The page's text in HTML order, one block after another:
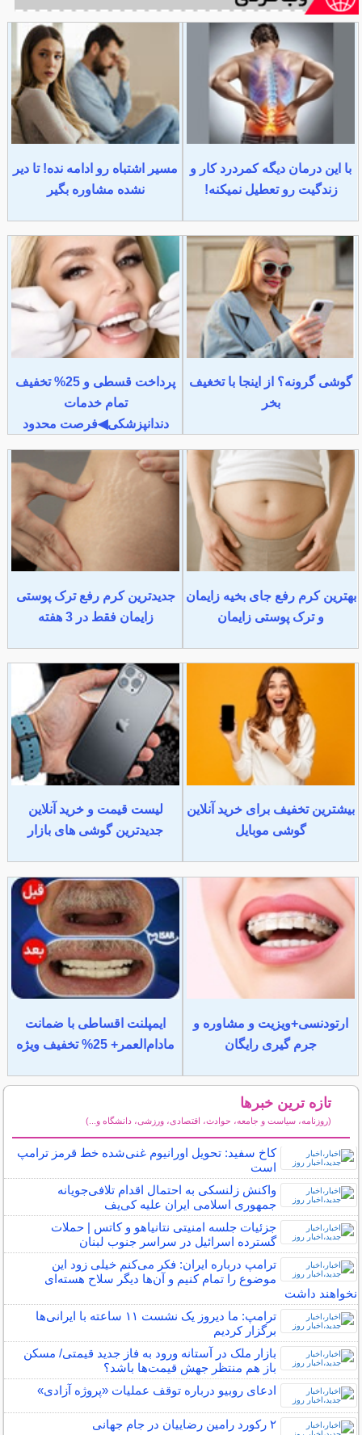
با این درمان دیگه کمردرد کار و
زندگیت رو تعطیل نمیکنه!
مسیر اشتباه رو ادامه نده! تا دیر
نشده مشاوره بگیر
گوشی گرونه؟ از اینجا با تخغیف
بخر
پرداخت قسطی و 25% تخفیف
تمام خدمات
دندانپزشکی◀فرصت محدود
بهترین کرم رفع جای بخیه زایمان
و ترک پوستی زایمان
جدیدترین کرم رفع ترک پوستی
زایمان فقط در 3 هفته
بیشترین تخفیف برای خرید آنلاین
گوشی موبایل
لیست قیمت و خرید آنلاین
جدیدترین گوشی های بازار
ارتودنسی+ویزیت و مشاوره و
جرم گیری رایگان
ایمپلنت اقساطی با ضمانت
مادام‌العمر+ 25% تخفیف ویژه
تازه ترین خبرها
(روزنامه، سیاست و جامعه، حوادث، اقتصادی، ورزشی، دانشگاه و...)
کاخ سفید: تحویل اورانیوم غنی‌شده خط قرمز ترامپ
است
واکنش زلنسکی به احتمال اقدام تلافی‌جویانه
جمهوری اسلامی ایران علیه کی‌یف
جزئیات جلسه امنیتی نتانیاهو و کاتس | حملات
گسترده اسرائیل در سراسر جنوب لبنان
ترامپ درباره ایران: فکر می‌کنم خیلی زود این
موضوع را تمام کنیم و آن‌ها دیگر سلاح هسته‌ای
نخواهند داشت
ترامپ: ما دیروز یک نشست ۱۱ ساعته با ایرانی‌ها
برگزار کردیم
بازار ملک در آستانه ورود به فاز جدید قیمتی/ مسکن
باز هم منتظر جهش قیمت‌ها باشد؟
ادعای روبیو درباره توقف عملیات «پروژه آزادی»
۲ رکورد رامین رضاییان در جام جهانی